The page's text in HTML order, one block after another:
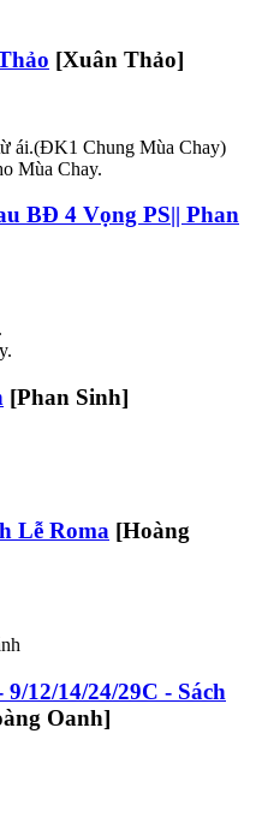
[Xuân Thảo]
ái.(ĐK1 Chung Mùa Chay)
Mùa Chay.
BĐ 4 Vọng PS|| Phan
[Phan Sinh]
Lễ Roma [Hoàng
12/14/24/29C - Sách
Oanh]